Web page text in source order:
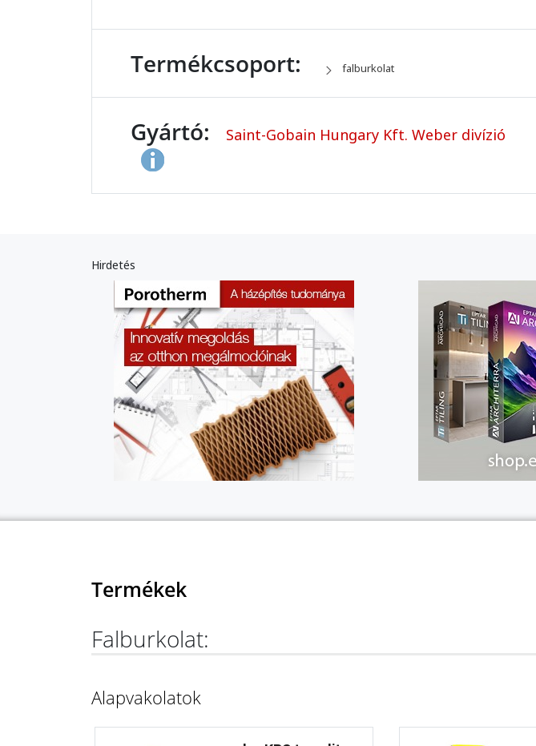
Termékcsoport: falburkolat
Gyártó: Saint-Gobain Hungary Kft. Weber divízió
Hirdetés
Termékek
Falburkolat:
Alapvakolatok